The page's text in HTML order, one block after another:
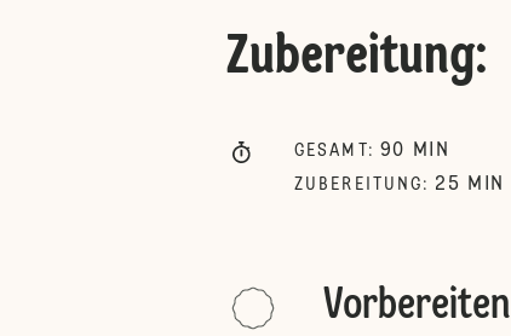
Zubereitung:
GESAMT : 90 MIN
ZUBEREITUNG : 25 MIN
Vorbereiten